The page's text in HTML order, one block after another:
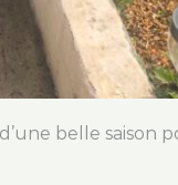
belle saison